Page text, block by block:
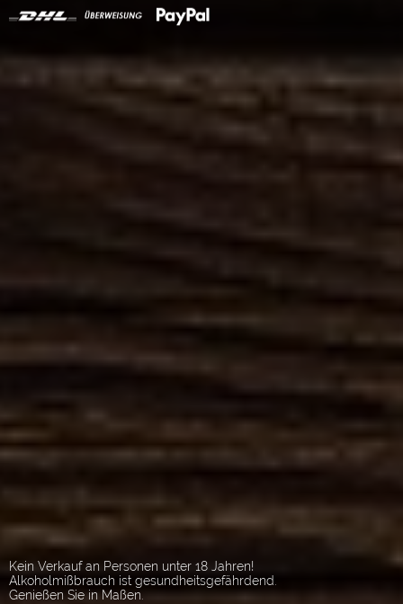
Kein Verkauf an Personen unter 18 Jahren!
Alkoholmißbrauch ist gesundheitsgefährdend.
Genießen Sie in Maßen.